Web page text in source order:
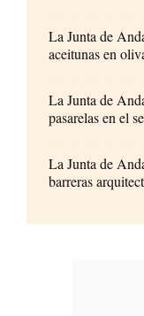
La Junta de
aceitunas en
La Junta de
pasarelas en el
La Junta de
barreras